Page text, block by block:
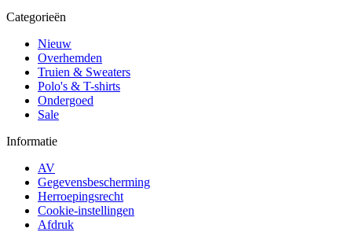
Categorieën
Nieuw
Overhemden
Truien & Sweaters
Polo's & T-shirts
Ondergoed
Sale
Informatie
AV
Gegevensbescherming
Herroepingsrecht
Cookie-instellingen
Afdruk